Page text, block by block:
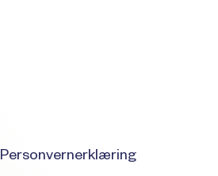
Personvernerklæring